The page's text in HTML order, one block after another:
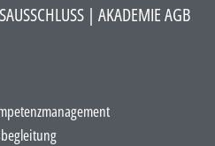
| AKADEMIE AGB